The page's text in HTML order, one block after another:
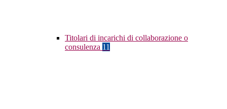
Titolari di incarichi di collaborazione o
consulenza 11